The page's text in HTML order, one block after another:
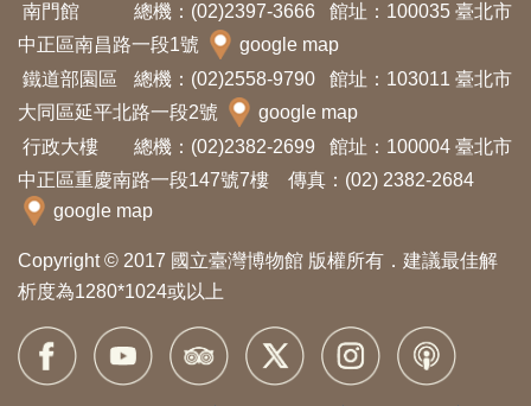
隱
私
權
與
資
訊
全
宣
告
南門館
總機：(02)2397-3666
館址：100035 臺北市
中正區南昌路一段1號
google map
鐵道部園區
總機：(02)2558-9790
館址：103011 臺北市
大同區延平北路一段2號
google map
行政大樓
總機：(02)2382-2699
館址：100004 臺北市
中正區重慶南路一段147號7樓 傳真：(02) 2382-2684
google map
Copyright © 2017 國立臺灣博物館 版權所有．建議最佳解
析度為1280*1024或以上